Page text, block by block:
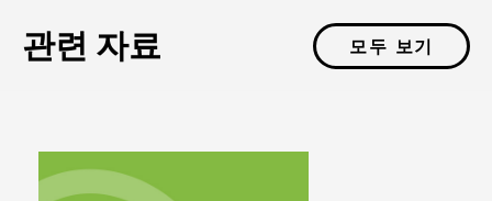
관련 자료 모두 보기